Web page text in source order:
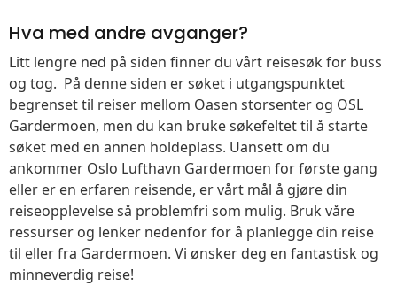
Hva med andre avganger?
Litt lengre ned på siden finner du vårt reisesøk for buss
og tog. På denne siden er søket i utgangspunktet
begrenset til reiser mellom Oasen storsenter og OSL
Gardermoen, men du kan bruke søkefeltet til å starte
søket med en annen holdeplass. Uansett om du
ankommer Oslo Lufthavn Gardermoen for første gang
eller er en erfaren reisende, er vårt mål å gjøre din
reiseopplevelse så problemfri som mulig. Bruk våre
ressurser og lenker nedenfor for å planlegge din reise
til eller fra Gardermoen. Vi ønsker deg en fantastisk og
minneverdig reise!